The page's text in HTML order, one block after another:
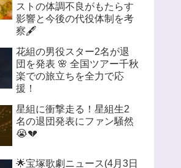
ストの体調不良がもたらす
影響と今後の代役体制を考
察🖋️
花組の男役スター2名が退
団を発表 🌸 全国ツアー千秋
楽での旅立ちを全力で応
援！
星組に衝撃走る！星組生2
名の退団発表にファン騒然
😭💔
🌟宝塚歌劇ニュース(4月3日